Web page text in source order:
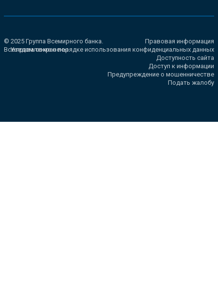
© 2025 Группа Всемирного банка.
Все права сохранены.
Правовая информация
Уведомление о порядке использования конфиденциальных данных
Доступность сайта
Доступ к информации
Предупреждение о мошенничестве
Подать жалобу